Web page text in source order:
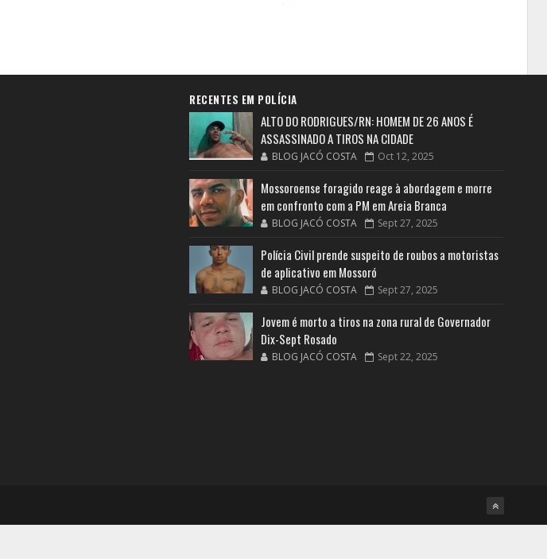
RECENTES EM POLÍCIA
ALTO DO RODRIGUES/RN: HOMEM DE 26 ANOS É
ASSASSINADO A TIROS NA CIDADE
BLOG JACÓ COSTA Oct 12, 2025
Mossoroense foragido reage à abordagem e morre
em confronto com a PM em Areia Branca
BLOG JACÓ COSTA Sept 27, 2025
Polícia Civil prende suspeito de roubos a motoristas
de aplicativo em Mossoró
BLOG JACÓ COSTA Sept 27, 2025
Jovem é morto a tiros na zona rural de Governador
Dix-Sept Rosado
BLOG JACÓ COSTA Sept 22, 2025